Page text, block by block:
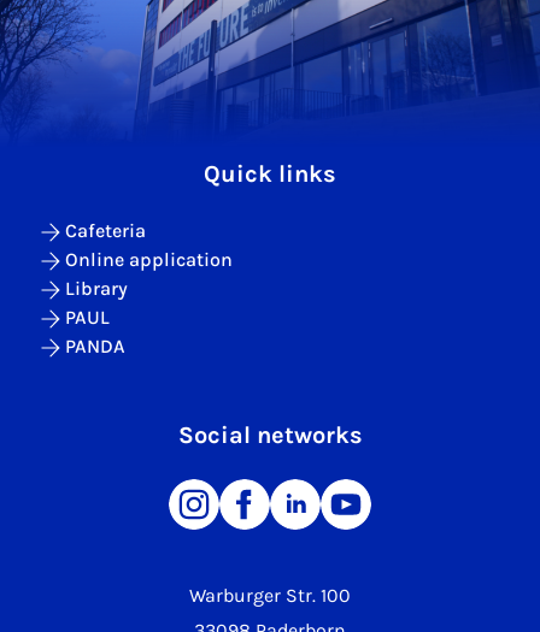
Warburger Str. 100
Quick links
Cafeteria
Online application
Library
PAUL
PANDA
Social networks